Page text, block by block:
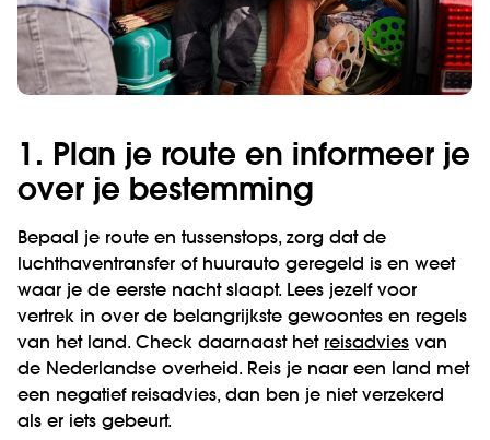
1. Plan je route en informeer je
over je bestemming
Bepaal je route en tussenstops, zorg dat de
luchthaventransfer of huurauto geregeld is en weet
waar je de eerste nacht slaapt. Lees jezelf voor
vertrek in over de belangrijkste gewoontes en regels
van het land. Check daarnaast het reisadvies van
de Nederlandse overheid. Reis je naar een land met
een negatief reisadvies, dan ben je niet verzekerd
als er iets gebeurt.